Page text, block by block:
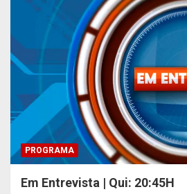
PROGRAMA
Em Entrevista | Qui: 20:45H